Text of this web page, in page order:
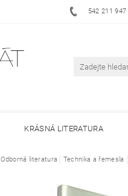
542 211 947
KRÁSNÁ LITERATURA
O ANTIKVARIÁTU ALFA
Odborná literatura Technika a řemesla